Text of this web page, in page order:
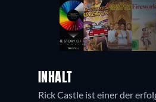
INHALT
Rick Castle ist einer der